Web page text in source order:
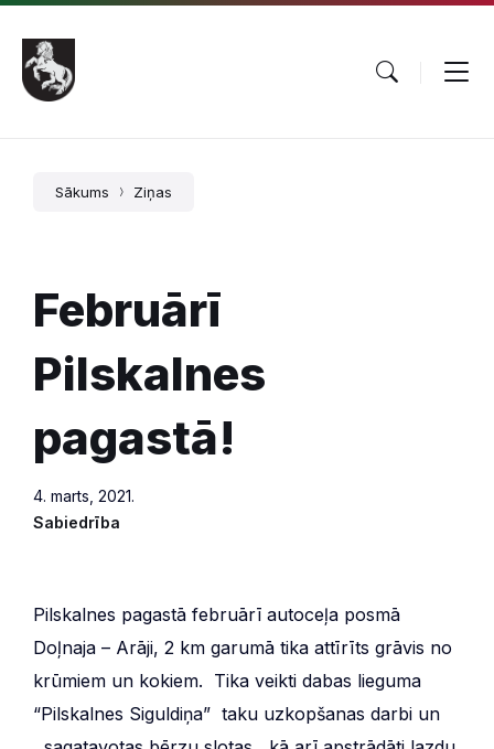
Pāriet
saturu
Skip
main
navigation
Skip
footer
Sākums Ziņas
Februārī
Pilskalnes
pagastā!
4. marts, 2021.
Sabiedrība
Pilskalnes pagastā februārī autoceļa posmā
Doļnaja – Arāji, 2 km garumā tika attīrīts grāvis no
krūmiem un kokiem. Tika veikti dabas lieguma
“Pilskalnes Siguldiņa” taku uzkopšanas darbi un